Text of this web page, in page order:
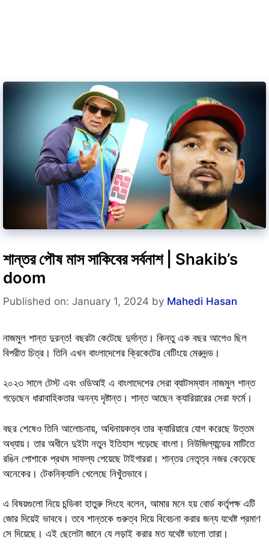
শান্তর পৌষ মাস সাকিবের সর্বনাশ | Shakib’s
doom
Published on: January 1, 2024 by Mahedi Hasan
নাজমুল শান্ত দুরন্ত! বছরটা কেটেছে দুর্দান্ত। কিন্তু এক বছর আগেও ছিল
বিপরীত চিত্র। তিনি এখন বাংলাদেশের ক্রিকেটের বেটিংয়ে মেরুদন্ড।
২০২৩ সালে টেস্ট এবং ওডিআই এ বাংলাদেশের সেরা ব্যাটসম্যান নাজমুল শান্ত
গড়েছেন ধারাবাহিকতার অনন্য দৃষ্টান্ত। শান্ত আছেন ক্যারিয়ারের সেরা ফর্মে।
বছর শেষেও তিনি আলোচনায়, অধিনায়কত্ব তার ক্যারিয়ারে যোগ করেছে উত্তম
অধ্যায়। তার অধীনে দুইটা নতুন ইতিহাস গড়েছে বাংলা। নিউজিল্যান্ডের মাটিতে
রঙিন পোশাকে প্রথম সাফল্য পেয়েছে টাইগাররা। শান্তর নেতৃত্ব নজর কেড়েছে
অনেকের। টেকনিক্যালি খেলেছে নিখুঁতভাবে।
এ বিষয়গুলো নিয়ে চন্ডিকা হাতুরু সিংহে বলেন, আমার মনে হয় বোর্ড কর্তৃপক্ষ এটি
জোর দিয়েই ভাববে। তবে শান্তকে গুরুত্ব দিয়ে বিবেচনা করার জন্য যথেষ্ট প্রমাণ
সে দিয়েছে। এই ছেলেটা জানে যে লড়াই করার মত যথেষ্ট ভালো তারা।